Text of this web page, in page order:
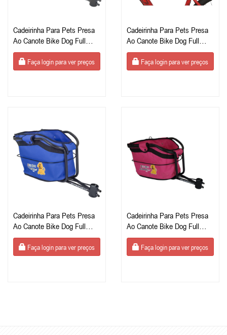
Cadeirinha Para Pets Presa
Ao Canote Bike Dog Full
Bege
Faça login para ver preços
Cadeirinha Para Pets Presa
Ao Canote Bike Dog Full
Marrom
Faça login para ver preços
Cadeirinha Para Pets Presa
Ao Canote Bike Dog Full
Azul
Faça login para ver preços
Cadeirinha Para Pets Presa
Ao Canote Bike Dog Full
Rosa
Faça login para ver preços